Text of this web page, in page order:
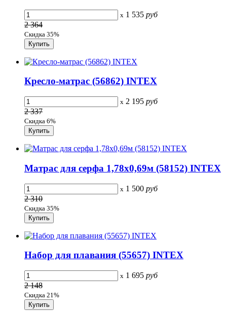
x 1 535 руб
2 364
Скидка 35%
Кресло-матрас (56862) INTEX
x 2 195 руб
2 337
Скидка 6%
Матрас для серфа 1,78х0,69м (58152) INTEX
x 1 500 руб
2 310
Скидка 35%
Набор для плавания (55657) INTEX
x 1 695 руб
2 148
Скидка 21%